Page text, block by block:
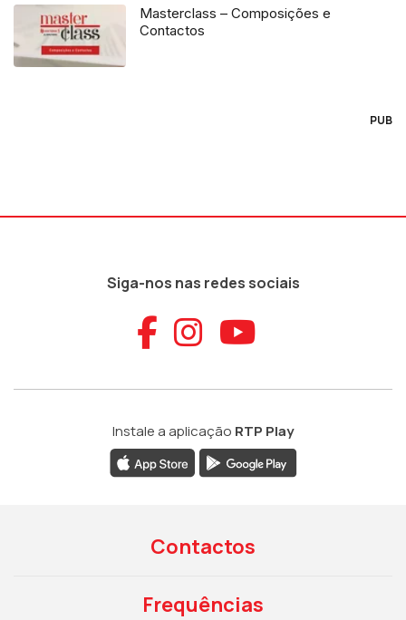
Masterclass – Composições e
Contactos
PUB
Siga-nos nas redes sociais
Aceder ao
Aceder ao
Aceder
Instale a aplicação RTP Play
Contactos
Frequências